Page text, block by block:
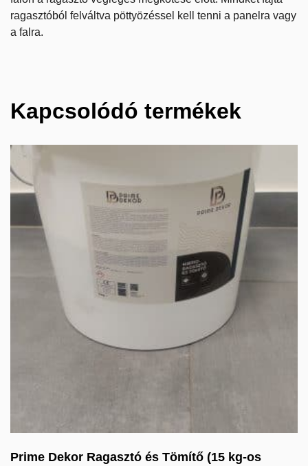
ragasztóból felváltva pöttyözéssel kell tenni a panelra vagy
a falra.
Kapcsolódó termékek
Prime Dekor Ragasztó és Tömítő (15 kg-os